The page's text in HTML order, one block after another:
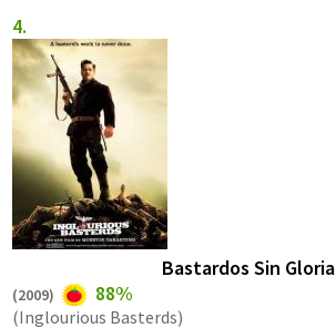
Bastardos Sin Gloria
(2009) 88%
(Inglourious Basterds)